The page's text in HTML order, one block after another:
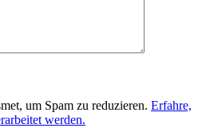
um Spam zu reduzieren. Erfahre,
werden.